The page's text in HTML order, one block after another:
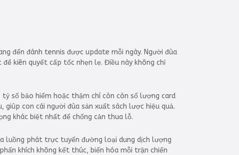
đến đánh tennis được update mỗi ngày. Người đùa
kiên quyết cấp tốc nhẹn lẹ. Điều này không chỉ
số bảo hiểm hoặc thậm chí còn còn số lượng card
con cái người đùa sản xuất sách lược hiệu quả.
khác biệt nhất để chống cản thua lỗ.
luồng phát trực tuyến đường loại dung dịch lượng
khích không kết thúc, biến hóa mỗi trận chiến